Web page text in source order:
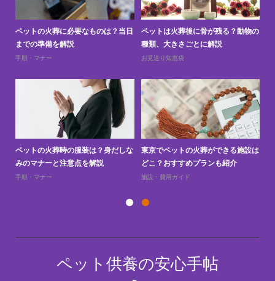
ペットの火葬に必要なものは？当日
までの準備を解説
手順・マナー
ペットは火葬後に骨が残る？動物の
種類、大きさごとに解説
お見送り知恵袋
ペットの火葬時の服装は？身だしな
みのマナーと注意点を解説
手順・マナー
東京でペットの火葬ができる施設は
どこ？おすすめプランも紹介
施設・費用ガイド
ペット供養の安心手帖